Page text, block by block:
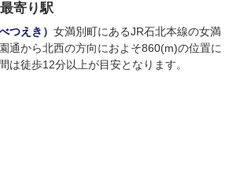
寄り駅
つえき） 女満別町にあるJR石北本線の女満
通から北西の方向におよそ860(m)の位置に
は徒歩12分以上が目安となります。